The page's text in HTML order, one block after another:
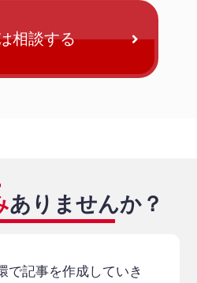
相談する
ありませんか？
で記事を作成していき